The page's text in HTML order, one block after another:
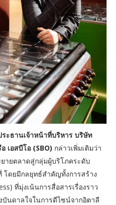
ะธานเจ้าหน้าที่บริหาร บริษัท
เอสบีโอ (SBO) กล่าวเพิ่มเติมว่า
ายตลาดสู่กลุ่มผู้บริโภคระดับ
โดยมีกลยุทธ์สำคัญทั้งการสร้าง
ที่มุ่งเน้นการสื่อสารเรื่องราว
นดาลใจในการดีไซน์จากอิตาลี